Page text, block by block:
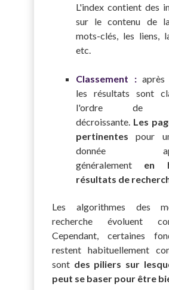
L'index contient des
sur le contenu de
mots-clés, les liens,
etc.
Classement :après
les résultats sont
l'ordre de
décroissante. Les
pertinentespour
donnée
généralement en
résultats de
Les algorithmes des
recherche évoluent
Cependant, certaines
restent habituellement
sont des piliers sur
peut se baser pour être